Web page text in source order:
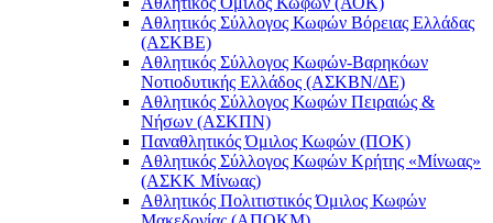
Αθλητικός Σύλλογος Κωφών Βόρειας Ελλάδας
(ΑΣΚΒΕ)
Αθλητικός Σύλλογος Κωφών-Βαρηκόων
Νοτιοδυτικής Ελλάδος (ΑΣΚΒΝ/ΔΕ)
Αθλητικός Σύλλογος Κωφών Πειραιώς &
Νήσων (ΑΣΚΠΝ)
Παναθλητικός Όμιλος Κωφών (ΠΟΚ)
Αθλητικός Σύλλογος Κωφών Κρήτης «Μίνωας»
(ΑΣΚΚ Μίνωας)
Αθλητικός Πολιτιστικός Όμιλος Κωφών